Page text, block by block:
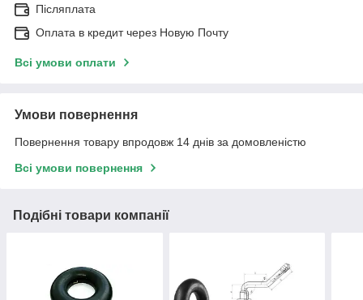
Післяплата
Оплата в кредит через Новую Почту
Всі умови оплати
Умови повернення
Повернення товару впродовж 14 днів за домовленістю
Всі умови повернення
Подібні товари компанії